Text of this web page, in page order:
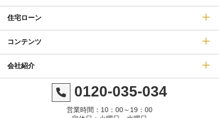
住宅ローン
コンテンツ
会社紹介
0120-035-034
営業時間：10：00～19：00